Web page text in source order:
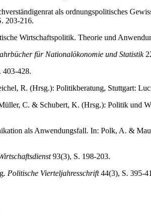
als ordnungspolitisches
203-216.
Wirtschaftspolitik. Theorie und
für Nationalökonomie und Statistik
403-428.
R. (Hrsg.): Politikberatung, Stuttgart:
C. & Schubert, K. (Hrsg.): Politik und
als Anwendungsfall. In: Polk, A. &
93(3), S. 198-203.
Politische Vierteljahresschrift44(3), S. 395-